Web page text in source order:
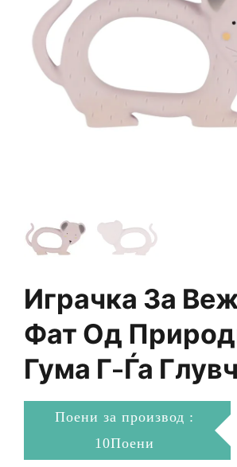
Играчка За
Фат Од
Гума Г-Ѓа
Поени за производ :
10Поени